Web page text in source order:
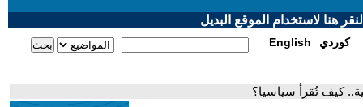
هنا لاستخدام الموقع البديل
English كوردي
كيف تُقرأ سياسيا؟